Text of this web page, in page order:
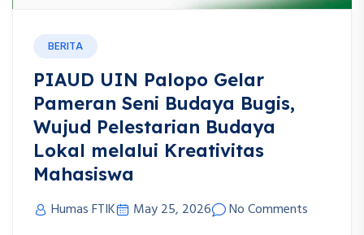
BERITA
PIAUD UIN Palopo Gelar
Pameran Seni Budaya Bugis,
Wujud Pelestarian Budaya
Lokal melalui Kreativitas
Mahasiswa
Humas FTIK May 25, 2026
No Comments